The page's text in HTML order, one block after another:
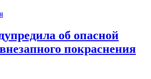
об опасной
покраснения